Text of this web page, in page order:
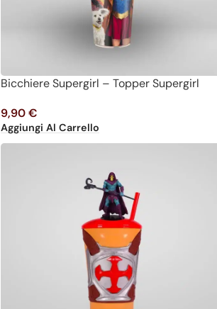
Bicchiere Supergirl – Topper Supergirl
9,90€
Aggiungi Al Carrello